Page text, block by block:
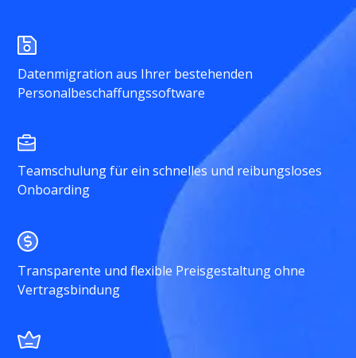
Datenmigration aus Ihrer bestehenden
Personalbeschaffungssoftware
Teamschulung für ein schnelles und reibungsloses
Onboarding
Transparente und flexible Preisgestaltung ohne
Vertragsbindung